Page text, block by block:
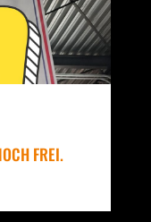
FREI.